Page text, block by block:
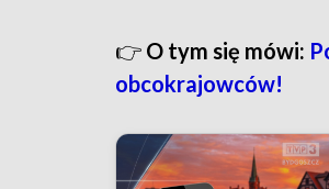
👉 O tym się mówi:
obcokrajowców!